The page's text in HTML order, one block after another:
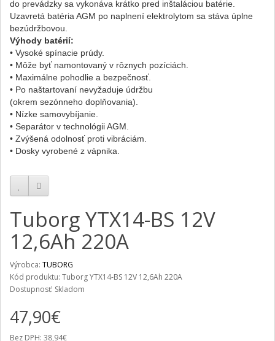
do prevádzky sa vykonáva krátko pred inštaláciou batérie.
Uzavretá batéria AGM po naplnení elektrolytom sa stáva úplne
bezúdržbovou.
Výhody batérií:
• Vysoké spínacie prúdy.
• Môže byť namontovaný v rôznych pozíciách.
• Maximálne pohodlie a bezpečnosť.
• Po naštartovaní nevyžaduje údržbu
(okrem sezónneho doplňovania).
• Nízke samovybíjanie.
• Separátor v technológii AGM.
• Zvýšená odolnosť proti vibráciám.
• Dosky vyrobené z vápnika.
Tuborg YTX14-BS 12V
12,6Ah 220A
Výrobca: TUBORG
Kód produktu: Tuborg YTX14-BS 12V 12,6Ah 220A
Dostupnosť: Skladom
47,90€
Bez DPH: 38,94€